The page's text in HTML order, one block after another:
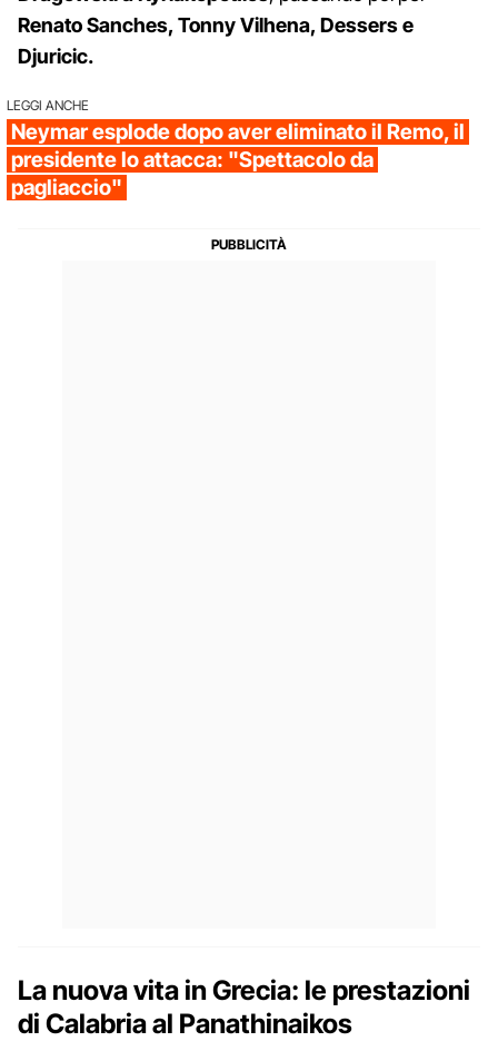
Renato Sanches, Tonny Vilhena, Dessers e
Djuricic.
LEGGI ANCHE
Neymar esplode dopo aver eliminato il Remo, il
presidente lo attacca: "Spettacolo da
pagliaccio"
La nuova vita in Grecia: le prestazioni
di Calabria al Panathinaikos